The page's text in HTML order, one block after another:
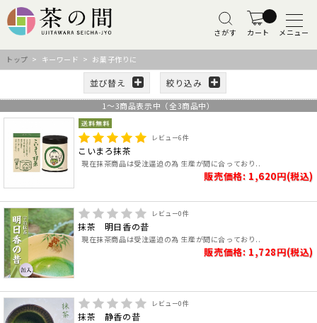
さがす カート メニュー
トップ > キーワード > お菓子作りに
並び替え 絞り込み
1 ～3商品表示中（全3商品中）
レビュー6件
こいまろ抹茶
現在抹茶商品は受注逼迫の為 生産が間に合っており..
販売価格: 1,620円(税込)
レビュー0件
抹茶 明日香の昔
現在抹茶商品は受注逼迫の為 生産が間に合っており..
販売価格: 1,728円(税込)
レビュー0件
抹茶 静香の昔